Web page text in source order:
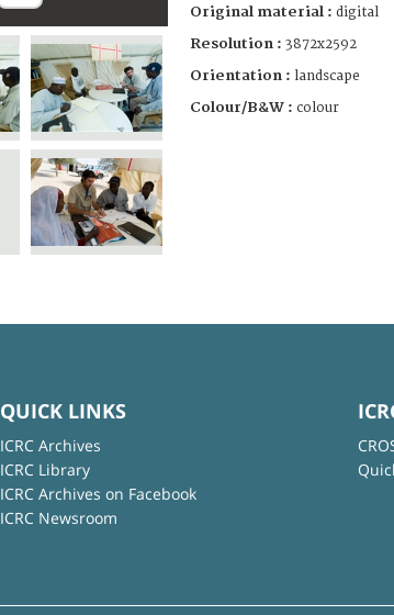
Original material : digital
Resolution : 3872x2592
Orientation : landscape
Colour/B&W : colour
QUICK LINKS
ICRC Archives
ICRC Library
ICRC Archives on Facebook
ICRC Newsroom